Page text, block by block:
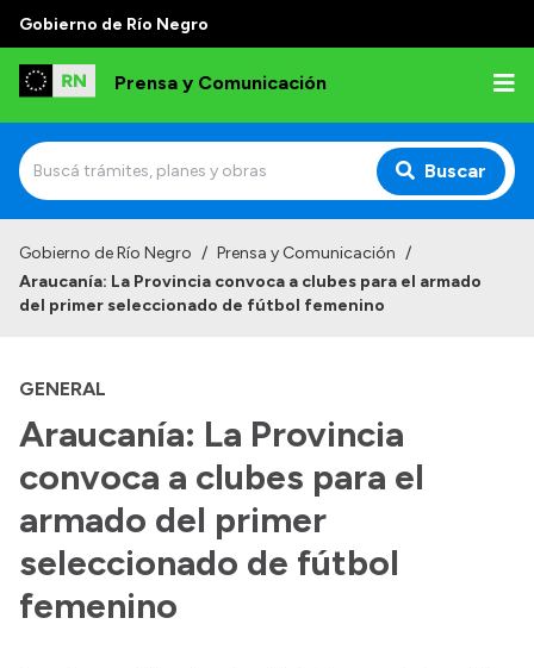
Gobierno de Río Negro
Prensa y Comunicación
Buscar
Institucional
Referentes de prensa
Archivo de noticias
Transparencia
Presupuesto
Boletín Oficial
Gobierno de Río Negro / Prensa y Comunicación /
Araucanía: La Provincia convoca a clubes para el armado
del primer seleccionado de fútbol femenino
GENERAL
Araucanía: La Provincia
convoca a clubes para el
armado del primer
seleccionado de fútbol
femenino